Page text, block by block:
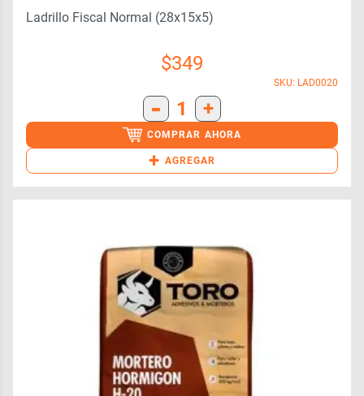
Ladrillo Fiscal Normal (28x15x5)
$349
SKU: LAD0020
- 1 +
COMPRAR AHORA
+ AGREGAR